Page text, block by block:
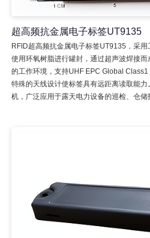
超高频抗金属电子标签UT9135
RFID超高频抗金属电子标签UT9135，采
使用环氧树脂进行罐封，通过超声波焊接
的工作环境，支持UHF EPC Global Class1
特殊的天线设计使标签具有远距离读取能
机，广泛应用于露天电力设备的巡检、仓储